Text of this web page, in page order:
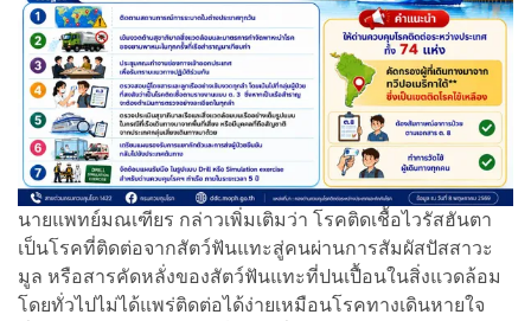
นายแพทย์มณเฑียร กล่าวเพิ่มเติมว่า โรคติดเชื้อไวรัสฮันตา
เป็นโรคที่ติดต่อจากสัตว์ฟันแทะสู่คนผ่านการสัมผัสปัสสาวะ
มูล หรือสารคัดหลั่งของสัตว์ฟันแทะที่ปนเปื้อนในสิ่งแวดล้อม
โดยทั่วไปไม่ได้แพร่ติดต่อได้ง่ายเหมือนโรคทางเดินหายใจ